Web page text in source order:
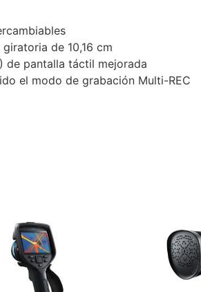
de 10,16 cm
de pantalla táctil mejorada
el modo de grabación Multi-REC